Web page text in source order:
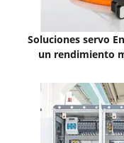
Soluciones servo
un rendimiento